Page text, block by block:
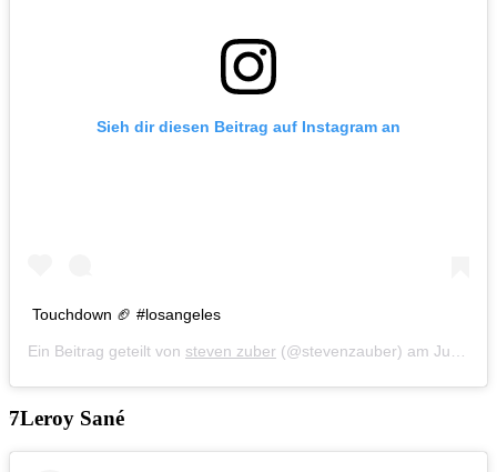
Sieh dir diesen Beitrag auf Instagram an
Touchdown 🏈 #losangeles
Ein Beitrag geteilt von steven zuber (@stevenzauber) am Jun 22, 2019 um 9:37 PDT
Leroy Sané